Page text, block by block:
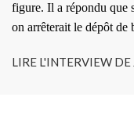
figure. Il a répondu que
on arrêterait le dépôt de
LIRE L'INTERVIEW